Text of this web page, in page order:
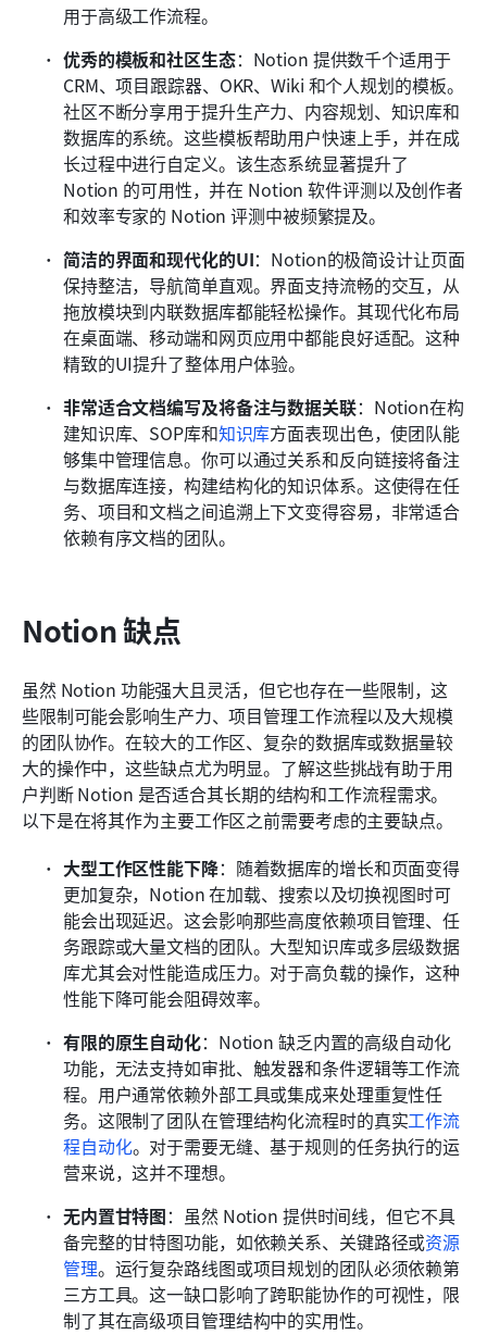
用于高级工作流程。
优秀的模板和社区生态：Notion 提供数千个适用于
CRM、项目跟踪器、OKR、Wiki 和个人规划的模板。
社区不断分享用于提升生产力、内容规划、知识库和
数据库的系统。这些模板帮助用户快速上手，并在成
长过程中进行自定义。该生态系统显著提升了
Notion 的可用性，并在 Notion 软件评测以及创作者
和效率专家的 Notion 评测中被频繁提及。
简洁的界面和现代化的UI：Notion的极简设计让页面
保持整洁，导航简单直观。界面支持流畅的交互，从
拖放模块到内联数据库都能轻松操作。其现代化布局
在桌面端、移动端和网页应用中都能良好适配。这种
精致的UI提升了整体用户体验。
非常适合文档编写及将备注与数据关联：Notion在构
建知识库、SOP库和知识库方面表现出色，使团队能
够集中管理信息。你可以通过关系和反向链接将备注
与数据库连接，构建结构化的知识体系。这使得在任
务、项目和文档之间追溯上下文变得容易，非常适合
依赖有序文档的团队。
Notion 缺点
虽然 Notion 功能强大且灵活，但它也存在一些限制，这
些限制可能会影响生产力、项目管理工作流程以及大规模
的团队协作。在较大的工作区、复杂的数据库或数据量较
大的操作中，这些缺点尤为明显。了解这些挑战有助于用
户判断 Notion 是否适合其长期的结构和工作流程需求。
以下是在将其作为主要工作区之前需要考虑的主要缺点。
大型工作区性能下降：随着数据库的增长和页面变得
更加复杂，Notion 在加载、搜索以及切换视图时可
能会出现延迟。这会影响那些高度依赖项目管理、任
务跟踪或大量文档的团队。大型知识库或多层级数据
库尤其会对性能造成压力。对于高负载的操作，这种
性能下降可能会阻碍效率。
有限的原生自动化：Notion 缺乏内置的高级自动化
功能，无法支持如审批、触发器和条件逻辑等工作流
程。用户通常依赖外部工具或集成来处理重复性任
务。这限制了团队在管理结构化流程时的真实工作流
程自动化。对于需要无缝、基于规则的任务执行的运
营来说，这并不理想。
无内置甘特图：虽然 Notion 提供时间线，但它不具
备完整的甘特图功能，如依赖关系、关键路径或资源
管理。运行复杂路线图或项目规划的团队必须依赖第
三方工具。这一缺口影响了跨职能协作的可视性，限
制了其在高级项目管理结构中的实用性。